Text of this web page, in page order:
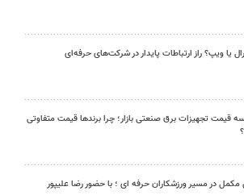
یا ویپ؟ راز ارتباطات پایدار در شرکت‌های حرفه‌ای
قیمت تجهیزات برق صنعتی بازار؛ چرا برندها قیمت متفاوتی
در مسیر ورزشکاران حرفه ای ؛ با حضور رضا علیپور